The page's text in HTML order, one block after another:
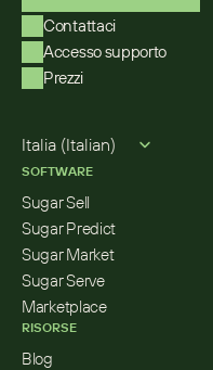
Contattaci
Accesso supporto
Prezzi
Italia (Italian)
SOFTWARE
Sugar Sell
Sugar Predict
Sugar Market
Sugar Serve
Marketplace
RISORSE
Blog